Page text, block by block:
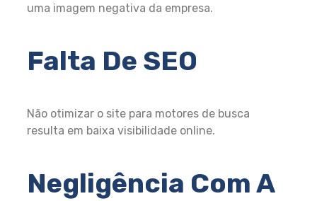
uma imagem negativa da empresa.
Falta De SEO
Não otimizar o site para motores de busca
resulta em baixa visibilidade online.
Negligência Com A